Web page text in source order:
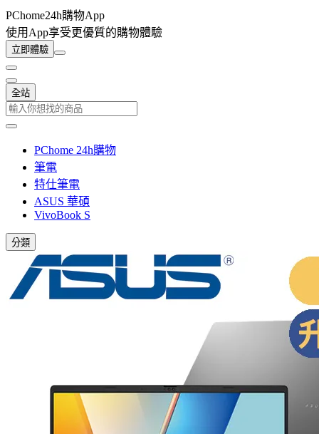
PChome24h購物App
使用App享受更優質的購物體驗
立即體驗
全站
PChome 24h購物
筆電
特仕筆電
ASUS 華碩
VivoBook S
分類